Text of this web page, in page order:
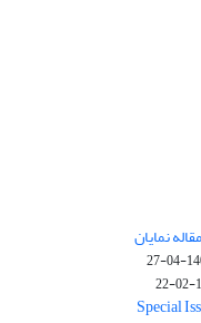
نمایان
Special